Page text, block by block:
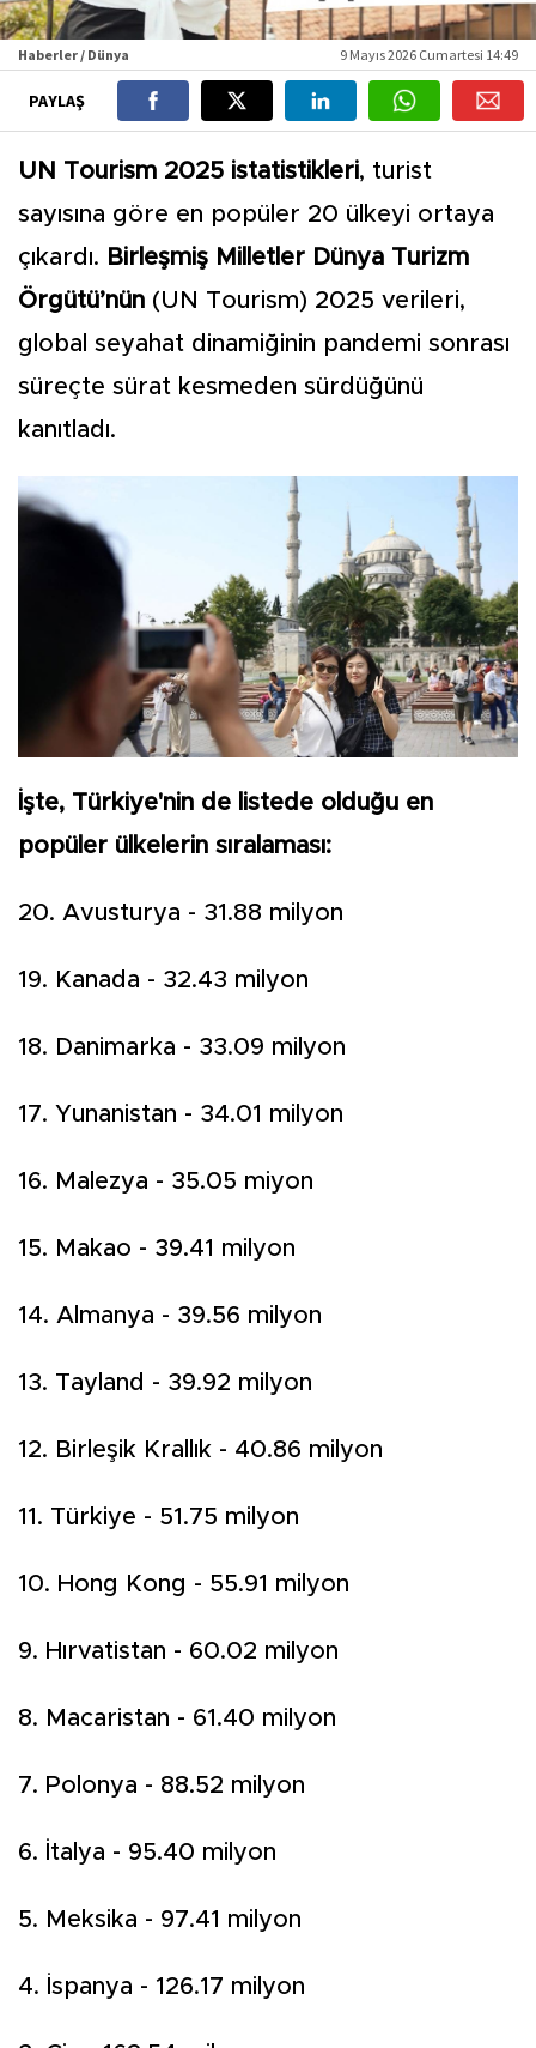
Haberler / Dünya 9 Mayıs 2026 Cumartesi 14:49
PAYLAŞ
UN Tourism 2025 istatistikleri, turist
sayısına göre en popüler 20 ülkeyi ortaya
çıkardı. Birleşmiş Milletler Dünya Turizm
Örgütü’nün (UN Tourism) 2025 verileri,
global seyahat dinamiğinin pandemi sonrası
süreçte sürat kesmeden sürdüğünü
kanıtladı.
İşte, Türkiye'nin de listede olduğu en
popüler ülkelerin sıralaması:
20. Avusturya - 31.88 milyon
19. Kanada - 32.43 milyon
18. Danimarka - 33.09 milyon
17. Yunanistan - 34.01 milyon
16. Malezya - 35.05 miyon
15. Makao - 39.41 milyon
14. Almanya - 39.56 milyon
13. Tayland - 39.92 milyon
12. Birleşik Krallık - 40.86 milyon
11. Türkiye - 51.75 milyon
10. Hong Kong - 55.91 milyon
9. Hırvatistan - 60.02 milyon
8. Macaristan - 61.40 milyon
7. Polonya - 88.52 milyon
6. İtalya - 95.40 milyon
5. Meksika - 97.41 milyon
4. İspanya - 126.17 milyon